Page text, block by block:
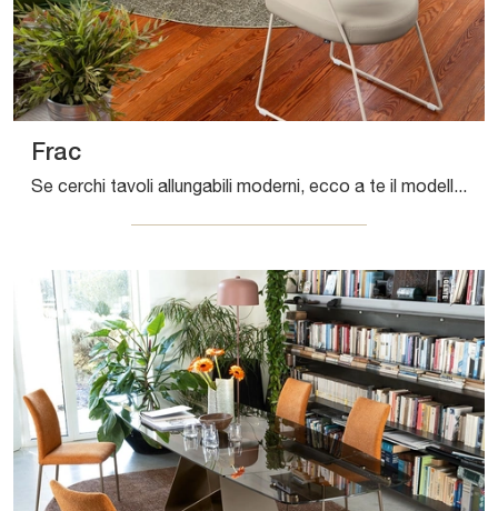
Frac
Se cerchi tavoli allungabili moderni, ecco a te il modello da pranzo in ceramica Frac della firma Connubia.